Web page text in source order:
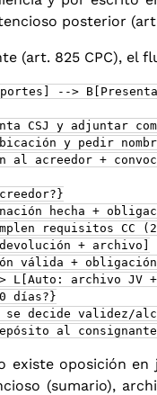
posterior
(art. 825 CPC), el
-->
CSJ y adjuntar
y pedir
al acreedor +
hecha +
requisitos CC
+ archivo]
válida +
archivo JV
días?}
decide validez/
al
existe oposición
(sumario),